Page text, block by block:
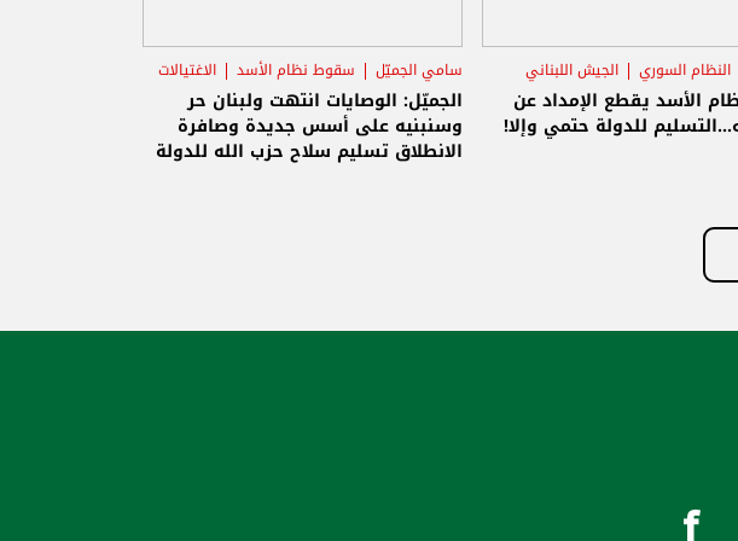
النظام السوري الجيش اللبناني
الأسد يقطع الإمداد عن
للدولة حتمي وإلا!
سامي الجميّل سقوط نظام الأسد الاغتيالات
الجميّل: الوصايات انتهت ولبنان حر
وسنبنيه على أسس جديدة وصافرة
الانطلاق تسليم سلاح حزب الله للدولة